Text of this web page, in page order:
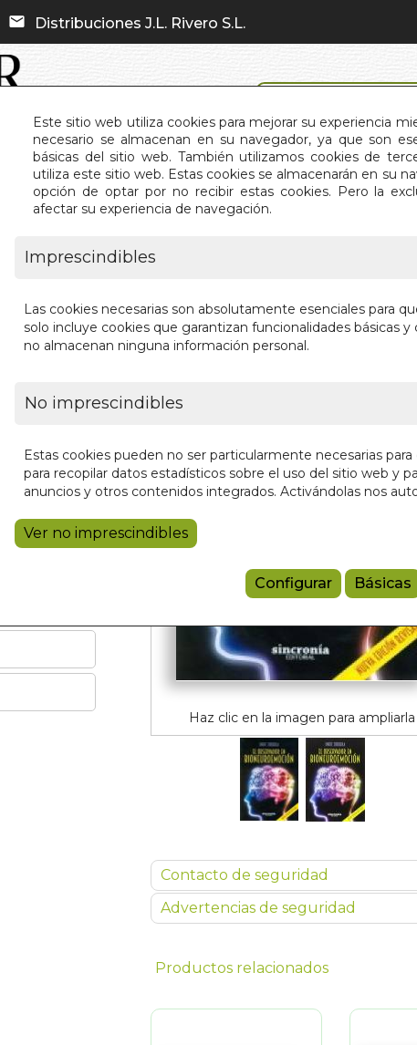
Este sitio web utiliza cookies para mejorar su experiencia
necesario se almacenan en su navegador, ya que son
básicas del sitio web. También utilizamos cookies de
utiliza este sitio web. Estas cookies se almacenarán en su
opción de optar por no recibir estas cookies. Pero la
afectar su experiencia de navegación.
Imprescindibles
Las cookies necesarias son absolutamente esenciales para
solo incluye cookies que garantizan funcionalidades básicas
no almacenan ninguna información personal.
No imprescindibles
Estas cookies pueden no ser particularmente necesarias
para recopilar datos estadísticos sobre el uso del sitio web y
anuncios y otros contenidos integrados. Activándolas nos
Ver no imprescindibles
Configurar Básicas
Distribuciones J.L. Rivero S.L.
INICIO
Haz clic en la imagen para ampliarla
Contacto de seguridad
Advertencias de seguridad
Productos relacionados